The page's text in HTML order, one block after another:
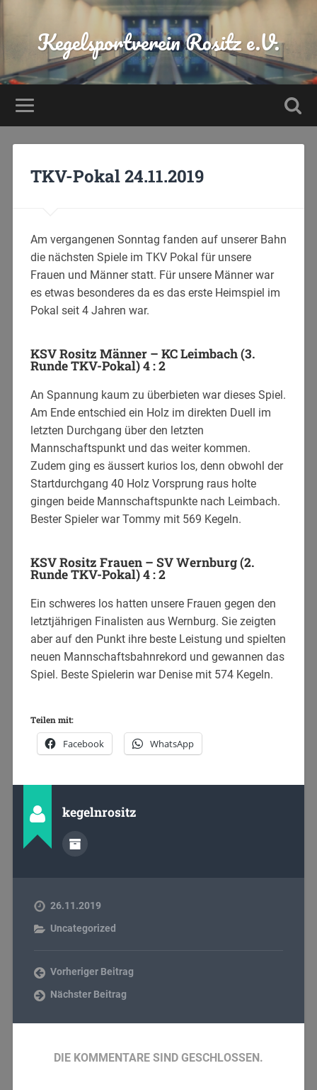
Kegelsportverein Rositz e.V.
TKV-Pokal 24.11.2019
Am vergangenen Sonntag fanden auf unserer Bahn
die nächsten Spiele im TKV Pokal für unsere
Frauen und Männer statt. Für unsere Männer war
es etwas besonderes da es das erste Heimspiel im
Pokal seit 4 Jahren war.
KSV Rositz Männer – KC Leimbach (3.
Runde TKV-Pokal) 4 : 2
An Spannung kaum zu überbieten war dieses Spiel.
Am Ende entschied ein Holz im direkten Duell im
letzten Durchgang über den letzten
Mannschaftspunkt und das weiter kommen.
Zudem ging es äussert kurios los, denn obwohl der
Startdurchgang 40 Holz Vorsprung raus holte
gingen beide Mannschaftspunkte nach Leimbach.
Bester Spieler war Tommy mit 569 Kegeln.
KSV Rositz Frauen – SV Wernburg (2.
Runde TKV-Pokal) 4 : 2
Ein schweres los hatten unsere Frauen gegen den
letztjährigen Finalisten aus Wernburg. Sie zeigten
aber auf den Punkt ihre beste Leistung und spielten
neuen Mannschaftsbahnrekord und gewannen das
Spiel. Beste Spielerin war Denise mit 574 Kegeln.
Teilen mit:
Facebook WhatsApp
kegelnrositz
26.11.2019
Uncategorized
Vorheriger Beitrag
Nächster Beitrag
DIE KOMMENTARE SIND GESCHLOSSEN.